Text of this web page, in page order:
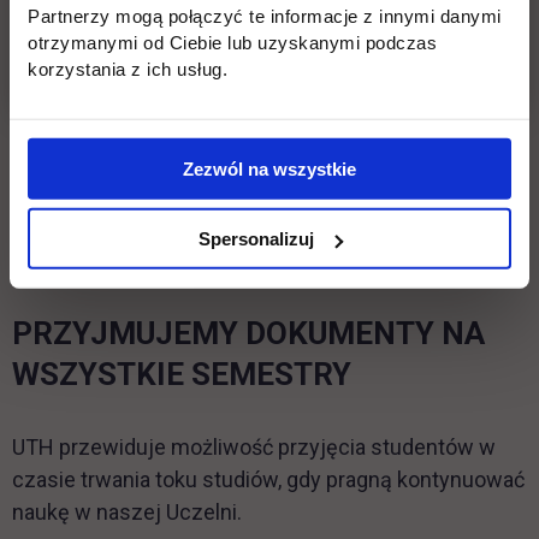
Partnerzy mogą połączyć te informacje z innymi danymi
otrzymanymi od Ciebie lub uzyskanymi podczas
korzystania z ich usług.
Zezwól na wszystkie
Spersonalizuj
Ważne!Zapoznaj się z zasadami dotyczącymi
rekrutacji cudzoziemców z zagranicznymi
Sprawdzenie kompetencji kandydatów
– cudzoziemców do studiowania w
PRZYJMUJEMY DOKUMENTY NA
WSZYSTKIE SEMESTRY
UTH przewiduje możliwość przyjęcia studentów w
czasie trwania toku studiów, gdy pragną kontynuować
naukę w naszej Uczelni.